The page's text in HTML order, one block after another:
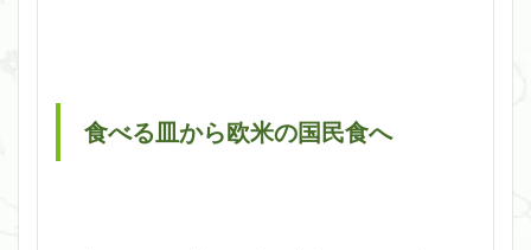
食べる皿から欧米の国民食へ